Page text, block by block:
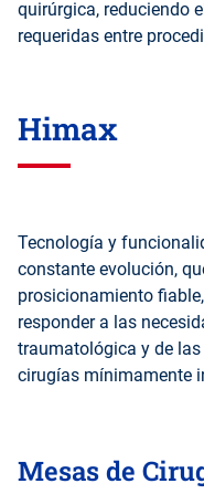
quirúrgica, reduciendo
requeridas entre
Himax
Tecnología y
constante evolución,
prosicionamiento
responder a las
traumatológica y de
cirugías mínimamente
Mesas de